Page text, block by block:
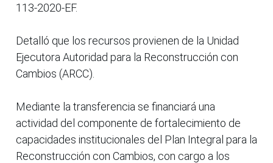
113-2020-EF.
Detalló que los recursos provienen de la Unidad
Ejecutora Autoridad para la Reconstrucción con
Cambios (ARCC).
Mediante la transferencia se financiará una
actividad del componente de fortalecimiento de
capacidades institucionales del Plan Integral para la
Reconstrucción con Cambios, con cargo a los